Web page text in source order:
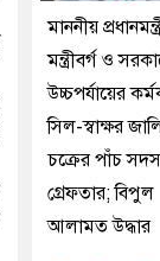
মাননীয়
মন্ত্রীবর্গ ও
উচ্চপর্যায়ের
সিল-স্বাক্ষর
চক্রের পাঁচ
গ্রেফতার; বিপুল
আলামত উদ্ধার